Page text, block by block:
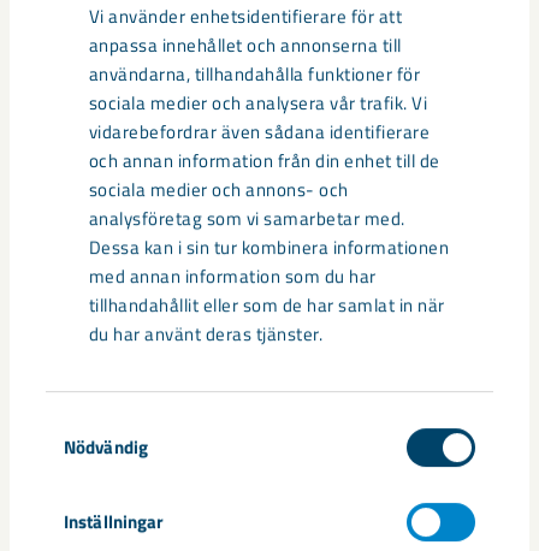
Vi använder enhetsidentifierare för att
anpassa innehållet och annonserna till
användarna, tillhandahålla funktioner för
sociala medier och analysera vår trafik. Vi
vidarebefordrar även sådana identifierare
och annan information från din enhet till de
sociala medier och annons- och
analysföretag som vi samarbetar med.
Dessa kan i sin tur kombinera informationen
med annan information som du har
tillhandahållit eller som de har samlat in när
du har använt deras tjänster.
Nödvändig
Inställningar
Sibirien-området i gamla Kiruna
centrum avvecklas under 2026
Under sommaren 2026 fortsätter avveckling av fastigheter i
– bland annat ...